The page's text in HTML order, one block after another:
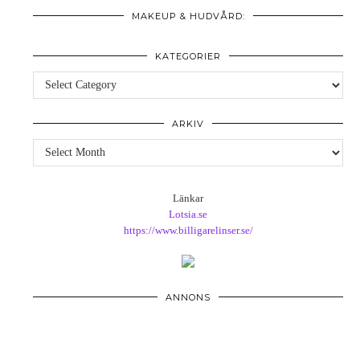
MAKEUP & HUDVÅRD:
KATEGORIER
Kategorier
ARKIV
Arkiv
Länkar
Lotsia.se
https://www.billigarelinser.se/
ANNONS